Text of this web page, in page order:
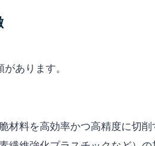
あります。
材料を高効率かつ高精度に切